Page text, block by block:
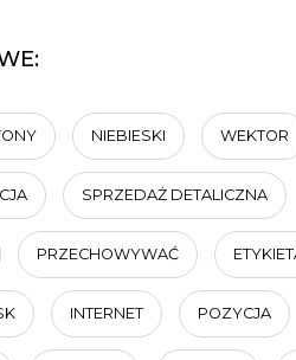
NIEBIESKI WEKTOR
SPRZEDAŻ DETALICZNA
PRZECHOWYWAĆ
INTERNET POZYCJA